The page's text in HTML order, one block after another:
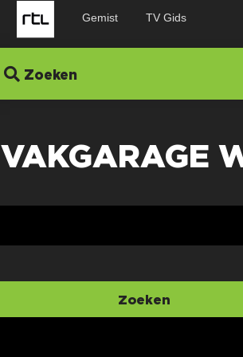
Gemist TV Gids
Zoeken
VAKGARAGE